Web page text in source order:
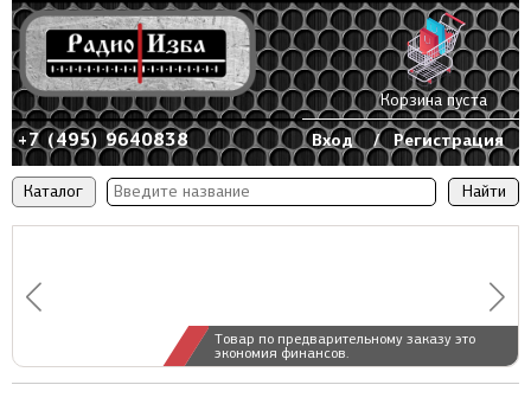
Каталог
Товар по предварительному заказу это
экономия финансов.
+7 (495) 9640838 Вход / Регистрация
Корзина пуста